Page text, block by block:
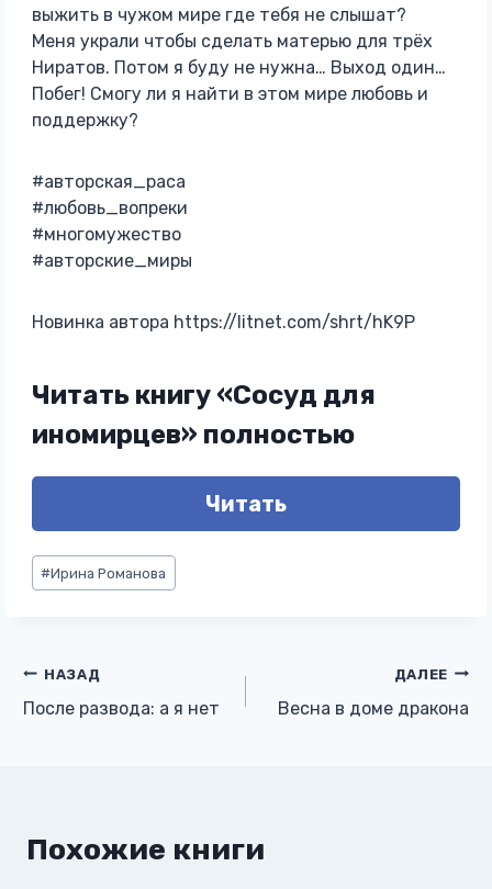
выжить в чужом мире где тебя не слышат?
Меня украли чтобы сделать матерью для трёх
Ниратов. Потом я буду не нужна… Выход один…
Побег! Смогу ли я найти в этом мире любовь и
поддержку?
#авторская_раса
#любовь_вопреки
#многомужество
#авторские_миры
Новинка автора https://litnet.com/shrt/hK9P
Читать книгу «Сосуд для
иномирцев» полностью
Читать
Метки
записи:
#Ирина Романова
Навигация
по
НАЗАД
После развода: а я нет
ДАЛЕЕ
Весна в доме дракона
Похожие книги